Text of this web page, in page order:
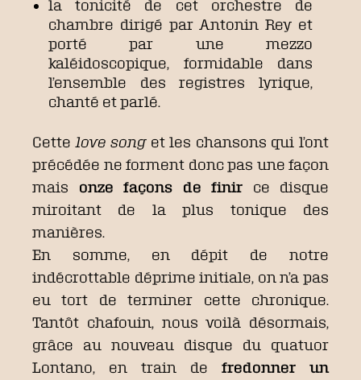
la tonicité de cet orchestre de
chambre dirigé par Antonin Rey et
porté par une mezzo
kaléidoscopique, formidable dans
l’ensemble des registres lyrique,
chanté et parlé.
Cette love song et les chansons qui l’ont
précédée ne forment donc pas une façon
mais onze façons de finir ce disque
miroitant de la plus tonique des
manières.
En somme, en dépit de notre
indécrottable déprime initiale, on n’a pas
eu tort de terminer cette chronique.
Tantôt chafouin, nous voilà désormais,
grâce au nouveau disque du quatuor
Lontano, en train de fredonner un